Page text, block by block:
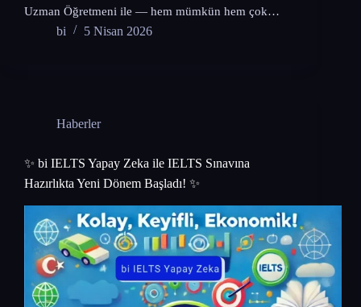
Uzman Öğretmeni ile — hem mümkün hem çok…
bi 5 Nisan 2026
Haberler
✨ bi IELTS Yapay Zeka ile IELTS Sınavına
Hazırlıkta Yeni Dönem Başladı! ✨